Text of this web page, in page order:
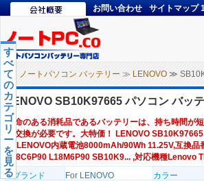
お問い合わせ サイトマップ
ノートパソコン バッテリー ≫ LENOVO ≫
す
べ
て
の
カ
テ
ゴ
リ
ー
を
見
る
LENOVO SB10K97665 パソコン バッ
寿命のある消耗品であるバッテリーは、持ち時間が
ー交換が必要です。大特価！ LENOVO
ー,LENOVO内蔵電池8000mAh/90Wh 11.25V,互換
L18C6P90 L18M6P90 SB10K9... ,対応機種Lenovo
のブランド
For LENOVO カラー